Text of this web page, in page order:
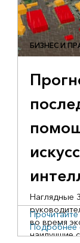
БИЗНЕС И
Наглядные
во время
наилучшие
Подробнее